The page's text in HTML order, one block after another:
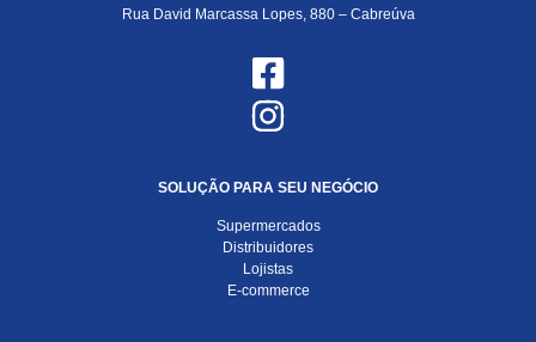
Rua David Marcassa Lopes, 880 – Cabreúva
SOLUÇÃO PARA SEU NEGÓCIO
Supermercados
Distribuidores
Lojistas
E-commerce